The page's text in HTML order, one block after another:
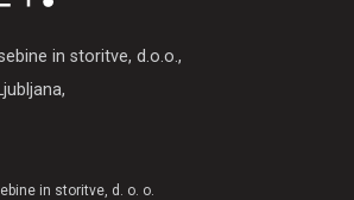
in storitve, d.o.o.,
in storitve, d. o. o.